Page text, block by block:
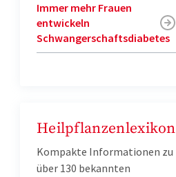
Immer mehr Frauen
entwickeln
Schwangerschaftsdiabetes
Heilpflanzenlexikon
Kompakte Informationen zu
über 130 bekannten